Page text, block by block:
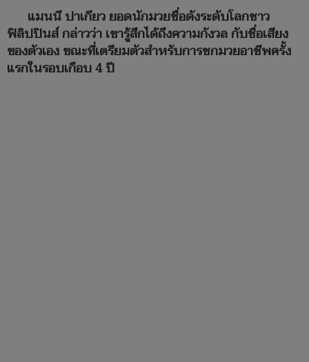
แมนนี ปาเกียว ยอดนักมวยชื่อดังระดับโลกชาว
ฟิลิปปินส์ กล่าวว่า เขารู้สึกได้ถึงความกังวล กับชื่อเสียง
ของตัวเอง ขณะที่เตรียมตัวสำหรับการชกมวยอาชีพครั้ง
แรกในรอบเกือบ 4 ปี